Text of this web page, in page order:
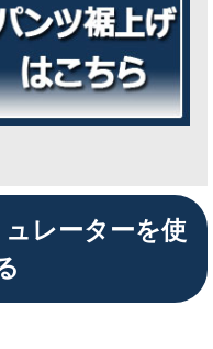
レーターを使